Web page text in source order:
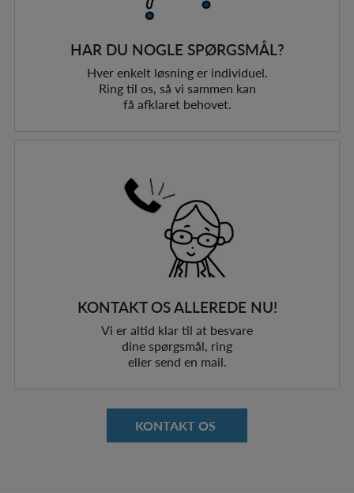
HAR DU NOGLE SPØRGSMÅL?
Hver enkelt løsning er individuel.
Ring til os, så vi sammen kan
få afklaret behovet.
KONTAKT OS ALLEREDE NU!
Vi er altid klar til at besvare
dine spørgsmål, ring
eller send en mail.
KONTAKT OS